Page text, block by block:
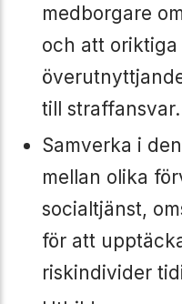
medborgare
och att
till straffansvar.
Samverka i
mellan olika
socialtjänst,
för att
riskindivider